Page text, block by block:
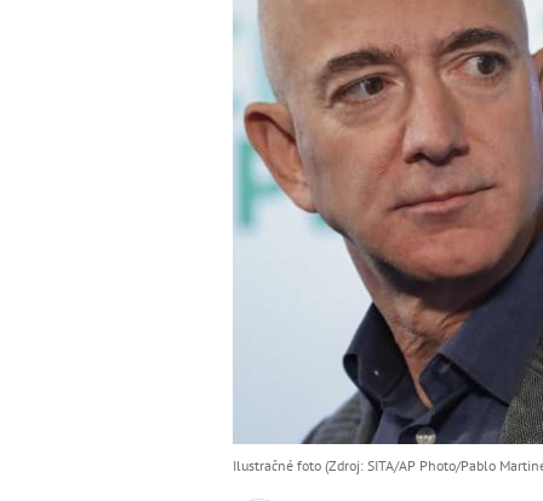
Ilustračné foto (Zdroj: SITA/AP Photo/Pablo